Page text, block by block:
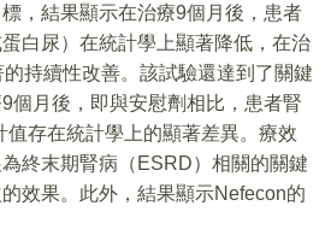
，結果顯示在治療9個月後，患者
白尿）在統計學上顯著降低，在治
持續性改善。該試驗還達到了關鍵
個月後，即與安慰劑相比，患者腎
值存在統計學上的顯著差異。療效
終末期腎病（ESRD）相關的關鍵
效果。此外，結果顯示Nefecon的